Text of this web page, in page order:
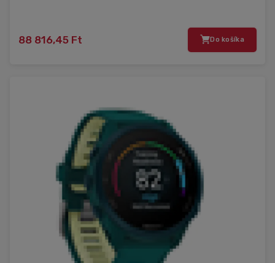
88 816,45 Ft Do košíka